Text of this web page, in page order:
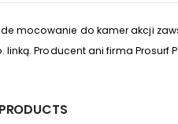
mocowanie do kamer akcji
linką. Producent ani firma